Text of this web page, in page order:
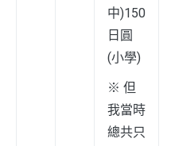
中)150
日圓
(小學)
※ 但
我當時
總共只